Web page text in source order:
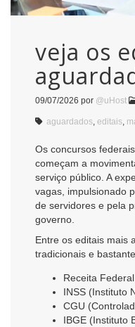
veja os
09/07/2026 por @uHost
aguardados editais
Os concursos
começam a
serviço público. A
vagas, impulsionado
de servidores e pela
governo.
Entre os editais mais
tradicionais e
Receita Federal
INSS (Instituto
CGU
IBGE (Instituto